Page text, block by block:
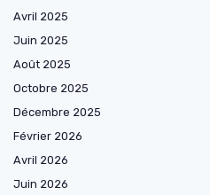
Avril 2025
Juin 2025
Août 2025
Octobre 2025
Décembre 2025
Février 2026
Avril 2026
Juin 2026